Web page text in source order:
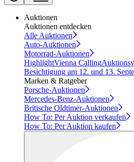
Auktionen
Auktionen entdecken
Alle Auktionen
Auto-Auktionen
Motorrad-Auktionen
HighlightVienna Calling
Besichtigung am 12. und 13.
Marken & Ratgeber
Porsche-Auktionen
Mercedes-Benz-Auktionen
Britische Oldtimer-Auktionen
How To: Per Auktion verkaufen
How To: Per Auktion kaufen